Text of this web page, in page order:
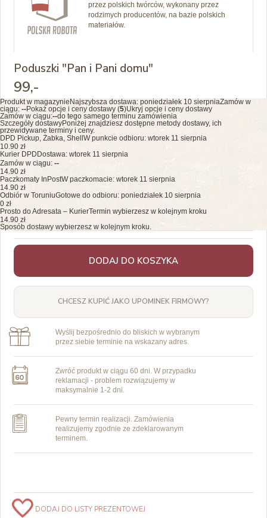
przez polskich twórców, wykonany przez
rodzimych producentów, na bazie polskich
materiałów.
Poduszki "Pan i Pani domu"
99,-
Produkt w magazynie Najszybsza dostawa: poniedziałek 10 sierpniaZamów w
ciągu: --Pokaż opcje i ceny dostawy (5)Ukryj opcje i ceny dostawy
Zamów w ciągu:--do tego samego terminu zamówienia
Szczegóły dostawyPoniżej znajdziesz dostępne metody dostawy, ich
przewidywane terminy i ceny.
DPD Pickup, Żabka, Shell W punkcie odbioru: wtorek 11 sierpnia
10.90 zł
Kurier DPD Dostawa: wtorek 11 sierpnia
Zamów w ciągu: --
14.90 zł
Paczkomaty InPostW paczkomacie: wtorek 11 sierpnia
14.90 zł
Odbiór w ToruniuGotowe do odbioru: poniedziałek 10 sierpnia
0 zł
Prosto do Adresata – KurierTermin wybierzesz w kolejnym kroku
14.90 zł
Sposób dostawy wybierzesz w kolejnym kroku.
DODAJ DO KOSZYKA
CHCESZ KUPIĆ JAKO UPOMINEK FIRMOWY?
Wyślij bezpośrednio do bliskich w wybranym
przez siebie terminie na wskazany adres.
Zwróć produkt w ciągu 60 dni. W przypadku
reklamacji - problem rozwiązujemy w
maksymalnie 1-2 dni.
Pewny termin realizacji. Zamówienia
realizujemy zgodnie ze zdeklarowanym
terminem.
DODAJ DO LISTY PREZENTOWEJ